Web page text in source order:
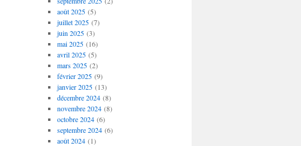
août 2025(5)
juillet 2025(7)
juin 2025(3)
mai 2025(16)
avril 2025(5)
mars 2025(2)
février 2025(9)
janvier 2025(13)
décembre 2024(8)
novembre 2024(8)
octobre 2024(6)
septembre 2024(6)
août 2024(1)